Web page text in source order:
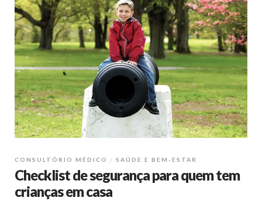
CONSULTÓRIO MÉDICO SAÚDE E BEM-ESTAR
Checklist de segurança para quem tem
crianças em casa